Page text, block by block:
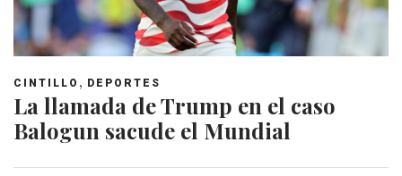
CINTILLO , DEPORTES
La llamada de Trump en el caso
Balogun sacude el Mundial